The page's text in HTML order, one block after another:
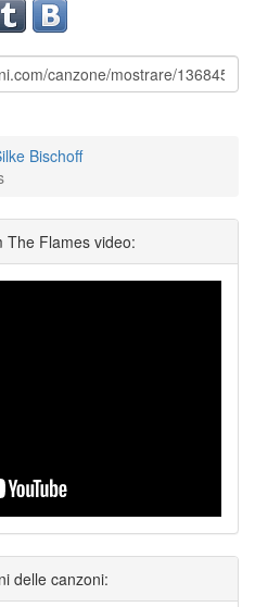
Bischoff
Flames video:
delle canzoni: